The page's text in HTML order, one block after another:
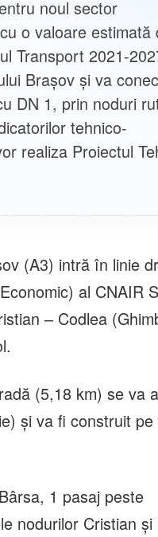
noul sector
o valoare estimată
Transport 2021-
Brașov și va
DN 1, prin noduri
tehnico-
realiza Proiectul
(A3) intră în linie
al CNAIR
– Codlea
(5,18 km) se va
şi va fi construit pe
1 pasaj peste
nodurilor Cristian şi